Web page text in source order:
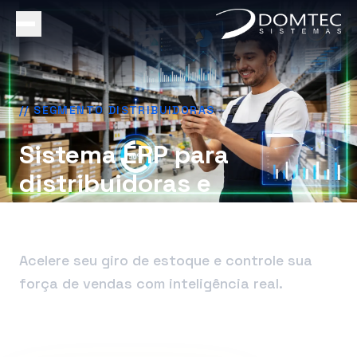
// SEGMENTO DISTRIBUIDORAS
Sistema ERP para
distribuidoras e
atacadistas
Acelere seu giro de estoque e controle sua
força de vendas com inteligência real.